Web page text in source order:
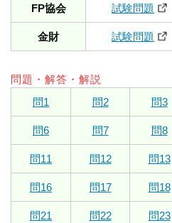
FP協会
試験問題
金財 試験問題
問題・解答・解説
問1
問2 問3
問6 問7 問8
問11 問12 問13
問16 問17 問18
問21 問22 問23